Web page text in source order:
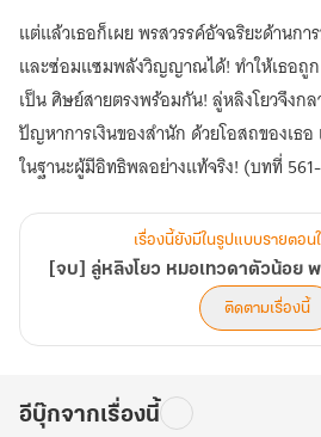
เป็น
ยอด
อัจฉริยะ
แต่แล้วเธอก็เผย พรสวรรค์อัจฉริยะด้านก
และซ่อมแซมพลังวิญญาณได้! ทำให้เธอถูก
เป็น ศิษย์สายตรงพร้อมกัน! ลู่หลิงโยวจึงก
ปัญหาการเงินของสำนัก ด้วยโอสถของเธ
ในฐานะผู้มีอิทธิพลอย่างแท้จริง! (บทที่
เรื่องนี้ยังมีในรูปแบบรายตอน
ติดตามเรื่องนี้
อีบุ๊กจากเรื่องนี้